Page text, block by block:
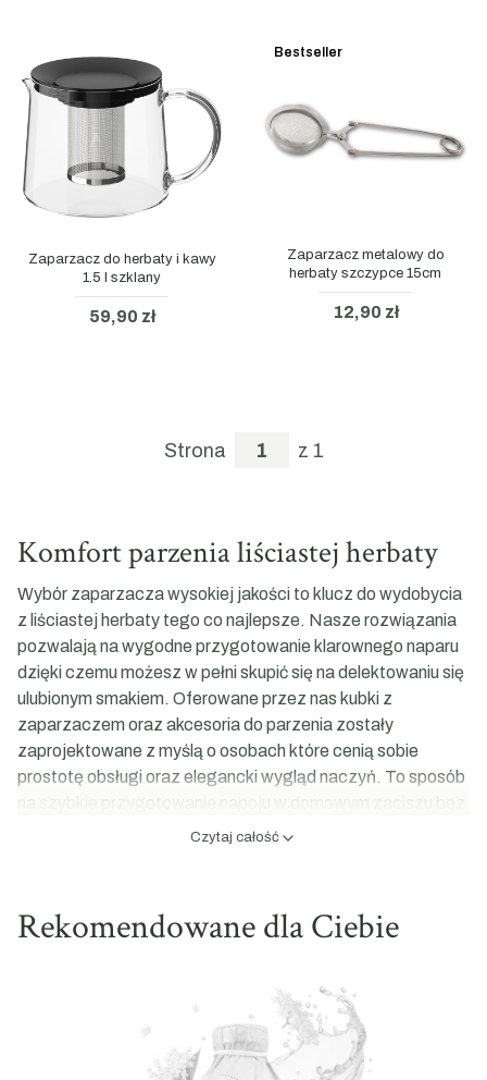
Zaparzacz do herbaty i kawy
1.5 l szklany
59,90 zł
Bestseller
Zaparzacz metalowy do
herbaty szczypce 15cm
12,90 zł
Strona z 1
Komfort parzenia liściastej herbaty
Wybór zaparzacza wysokiej jakości to klucz do wydobycia
z liściastej herbaty tego co najlepsze. Nasze rozwiązania
pozwalają na wygodne przygotowanie klarownego naparu
dzięki czemu możesz w pełni skupić się na delektowaniu się
ulubionym smakiem. Oferowane przez nas kubki z
zaparzaczem oraz akcesoria do parzenia zostały
zaprojektowane z myślą o osobach które cenią sobie
prostotę obsługi oraz elegancki wygląd naczyń. To sposób
martwienia się o drobinki liści w filiżance.
funkcjonalnością ale również starannym wykończeniem.
zaparzacz z naszej oferty staje się małym dziełem sztuki
które pięknie prezentuje się na kuchennym blacie czy stole.
Wierzymy że estetyka otoczenia wpływa na jakość
Czytaj całość
Rekomendowane dla Ciebie